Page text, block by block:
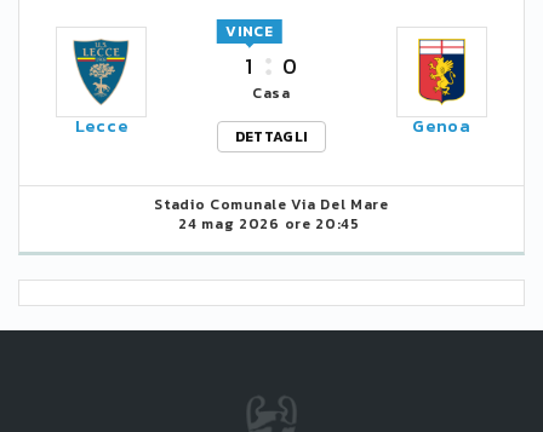
Lecce
1
VINCE
0
Casa
DETTAGLI
Genoa
Stadio Comunale Via Del Mare
24 mag 2026 ore 20:45